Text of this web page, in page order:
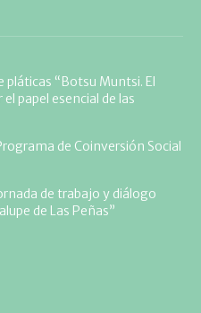
“Botsu Muntsi. El
papel esencial de las
de Coinversión Social
de trabajo y diálogo
de Las Peñas”